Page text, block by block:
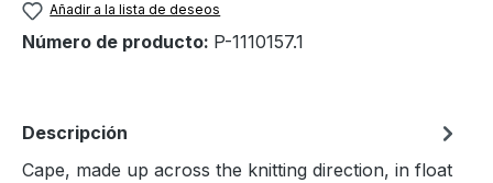
Añadir a la lista de deseos
Número de producto: P-1110157.1
Descripción
Cape, made up across the knitting direction, in float